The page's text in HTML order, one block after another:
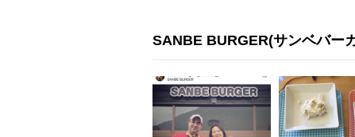
SANBE BURGER(サンベバー